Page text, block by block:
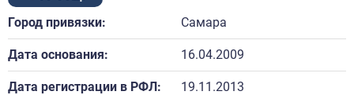
Город привязки: Самара
Дата основания: 16.04.2009
Дата регистрации в РФЛ: 19.11.2013